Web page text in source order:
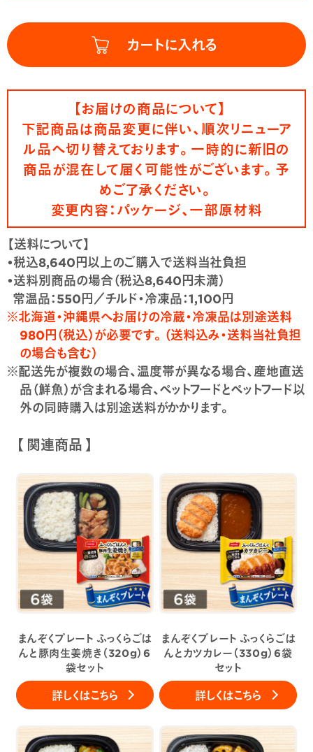
【お届けの商品について】
下記商品は商品変更に伴い、順次リニューア
ル品へ切り替えております。一時的に新旧の
商品が混在して届く可能性がございます。予
めご了承ください。
変更内容：パッケージ、一部原材料
【送料について】
•税込8,640円以上のご購入で送料当社負担
•送料別商品の場合（税込8,640円未満）
常温品：550円／チルド・冷凍品：1,100円
※北海道・沖縄県へお届けの冷蔵・冷凍品は別途送料
980円（税込）が必要です。（送料込み・送料当社負担
の場合も含む）
※配送先が複数の場合、温度帯が異なる場合、産地直送
品（鮮魚）が含まれる場合、ペットフードとペットフード以
外の同時購入は別途送料がかかります。
【 関連商品 】
まんぞくプレート ふっくらごは
んと豚肉生姜焼き（320g）6
袋セット
詳しくはこちら
まんぞくプレート ふっくらごは
んとカツカレー（330g）6袋
セット
詳しくはこちら